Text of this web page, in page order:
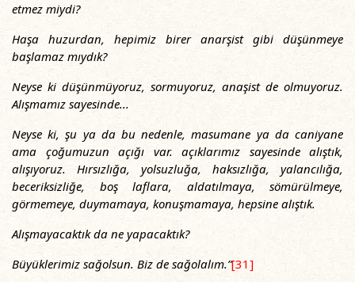
etmez miydi?
Haşa huzurdan, hepimiz birer anarşist gibi düşünmeye
başlamaz mıydık?
Neyse ki düşünmüyoruz, sormuyoruz, anaşist de olmuyoruz.
Alışmamız sayesinde...
Neyse ki, şu ya da bu nedenle, masumane ya da caniyane
ama çoğumuzun açığı var. açıklarımız sayesinde alıştık,
alışıyoruz. Hırsızlığa, yolsuzluğa, haksızlığa, yalancılığa,
beceriksizliğe, boş laflara, aldatılmaya, sömürülmeye,
görmemeye, duymamaya, konuşmamaya, hepsine alıştık.
Alışmayacaktık da ne yapacaktık?
Büyüklerimiz sağolsun. Biz de sağolalım.”[31]